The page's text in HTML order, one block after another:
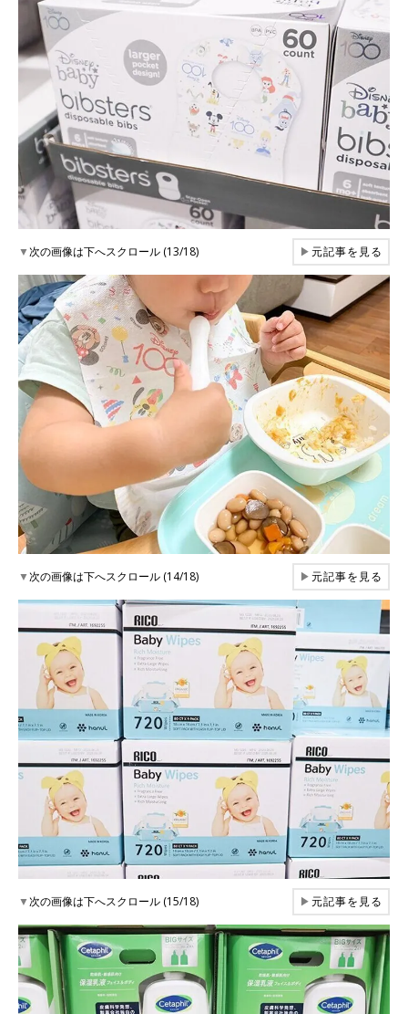
▼次の画像は下へスクロール (13/18) ▶元記事を見る
▼次の画像は下へスクロール (14/18) ▶元記事を見る
▼次の画像は下へスクロール (15/18) ▶元記事を見る